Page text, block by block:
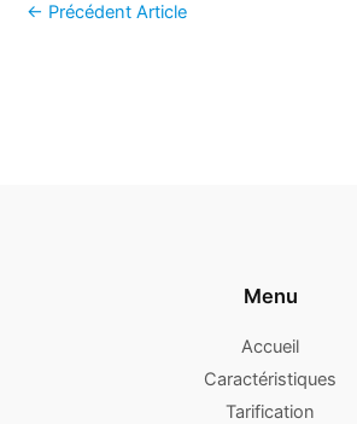
← Précédent Article
Menu
Accueil
Caractéristiques
Tarification